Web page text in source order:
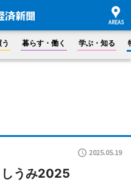
う 暮らす・働く 学ぶ・知る
2025.05.19
しうみ2025